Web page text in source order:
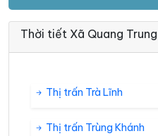
Thời tiết Xã Quang Trung
Thị trấn Trà Lĩnh
Thị trấn Trùng Khánh